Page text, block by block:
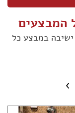
המבצעים
ישיבה במבצע כל